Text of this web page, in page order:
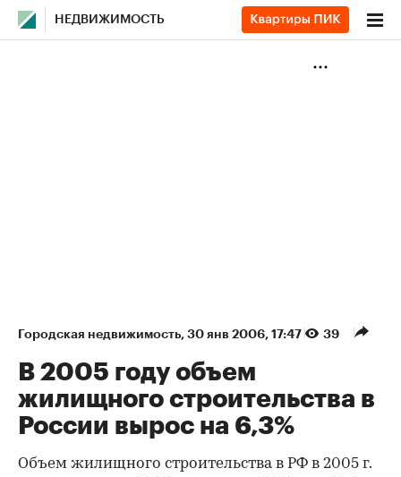
НЕДВИЖИМОСТЬ
Городская недвижимость⁠, 30 янв 2006, 17:47 39
В 2005 году объем
жилищного строительства в
России вырос на 6,3%
Объем жилищного строительства в РФ в 2005 г.